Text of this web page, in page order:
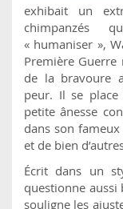
exhibait un
chimpanzés
« humaniser »,
Première
de la bravoure
peur. Il se
petite ânesse
dans son fameux
et de bien
Écrit dans un
questionne
souligne les